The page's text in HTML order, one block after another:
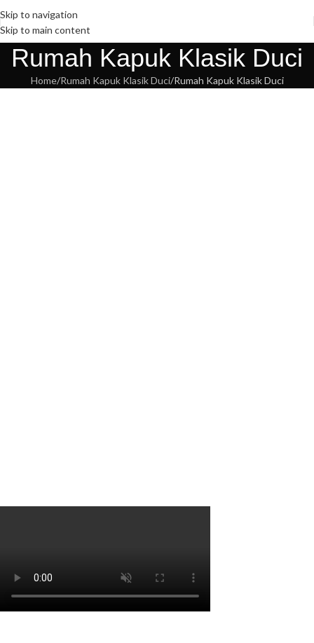
Skip to navigation
Skip to main content
Rumah Kapuk Klasik Duci
Home Rumah Kapuk Klasik Duci Rumah Kapuk Klasik Duci